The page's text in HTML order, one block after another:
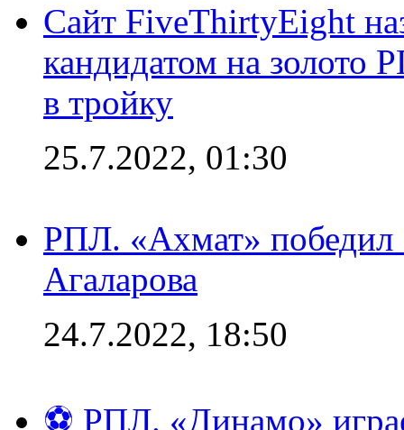
Сайт FiveThirtyEight
кандидатом на
в тройку
25.7.2022, 01:30
РПЛ. «Ахмат» победил
Агаларова
24.7.2022, 18:50
⚽ РПЛ. «Динамо»